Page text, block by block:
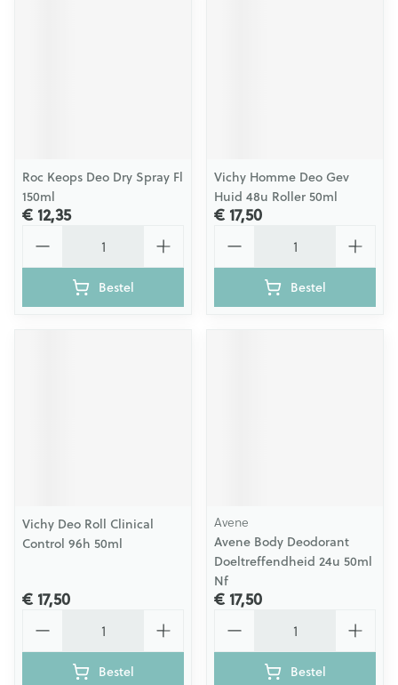
Roc Keops Deo Dry Spray Fl
150ml
€ 12,35
Bestel
Vichy Homme Deo Gev
Huid 48u Roller 50ml
€ 17,50
Bestel
Vichy Deo Roll Clinical
Control 96h 50ml
€ 17,50
Bestel
Avene
Avene Body Deodorant
Doeltreffendheid 24u 50ml
Nf
€ 17,50
Bestel